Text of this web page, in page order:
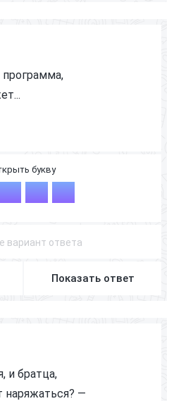
А М А
Показать ответ
и братца,
—